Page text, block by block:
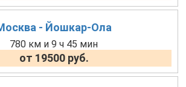
- Йошкар-Ола
780 км и 9 ч 45 мин
от 19500 руб.